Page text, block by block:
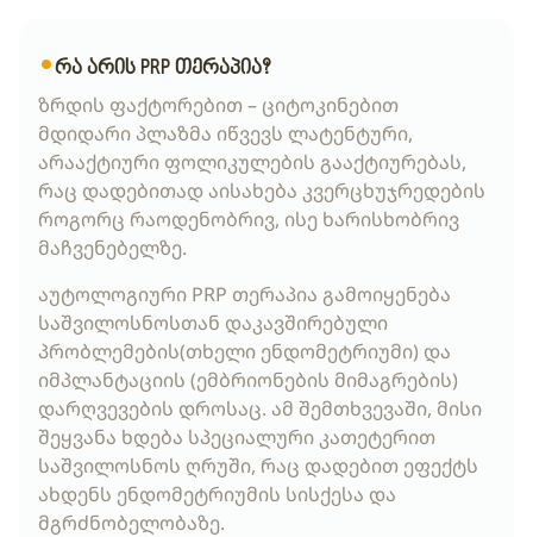
რა არის PRP თერაპია?
ზრდის ფაქტორებით – ციტოკინებით
მდიდარი პლაზმა იწვევს ლატენტური,
არააქტიური ფოლიკულების გააქტიურებას,
რაც დადებითად აისახება კვერცხუჯრედების
როგორც რაოდენობრივ, ისე ხარისხობრივ
მაჩვენებელზე.
აუტოლოგიური PRP თერაპია გამოიყენება
საშვილოსნოსთან დაკავშირებული
პრობლემების(თხელი ენდომეტრიუმი) და
იმპლანტაციის (ემბრიონების მიმაგრების)
დარღვევების დროსაც. ამ შემთხვევაში, მისი
შეყვანა ხდება სპეციალური კათეტერით
საშვილოსნოს ღრუში, რაც დადებით ეფექტს
ახდენს ენდომეტრიუმის სისქესა და
მგრძნობელობაზე.